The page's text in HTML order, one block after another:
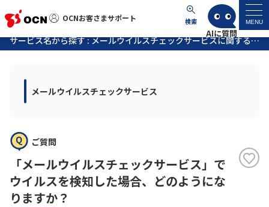
OCNお客さまサポート 検索 MENU
OCNお客さまサポート
マイページ
サポートトップ
よくあるご質問
工事・故障情報
サービス名から探す : メールウイルスチェックサービスに関するよくあるご質問
メールウイルスチェックサービス
ご質問
「メールウイルスチェックサービス」で
ウイルスを検知した場合、どのようにな
りますか？